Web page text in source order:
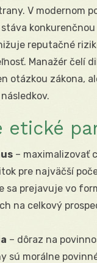
V modernom
reputačné
Manažér čelí
otázkou zákona,
etické
– maximalizovať
pre najväčší
sa prejavuje vo
na celkový
– dôraz na
sú morálne